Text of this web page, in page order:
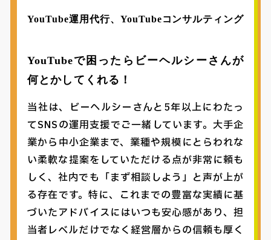
YouTube運用代行、YouTubeコンサルティング
YouTubeで困ったらビーヘルシーさんが
何とかしてくれる！
当社は、ビーヘルシーさんと5年以上にわたっ
てSNSの運用支援でご一緒しています。大手企
業から中小企業まで、業種や規模にとらわれな
い柔軟な提案をしていただける点が非常に頼も
しく、社内でも「まず相談しよう」と声が上が
る存在です。特に、これまでの豊富な実績に基
づいたアドバイスにはいつも安心感があり、担
当者レベルだけでなく経営層からの信頼も厚く